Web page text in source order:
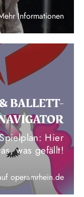
Informationen
BALLETT-
Hier
was gefällt!
operamrhein.de